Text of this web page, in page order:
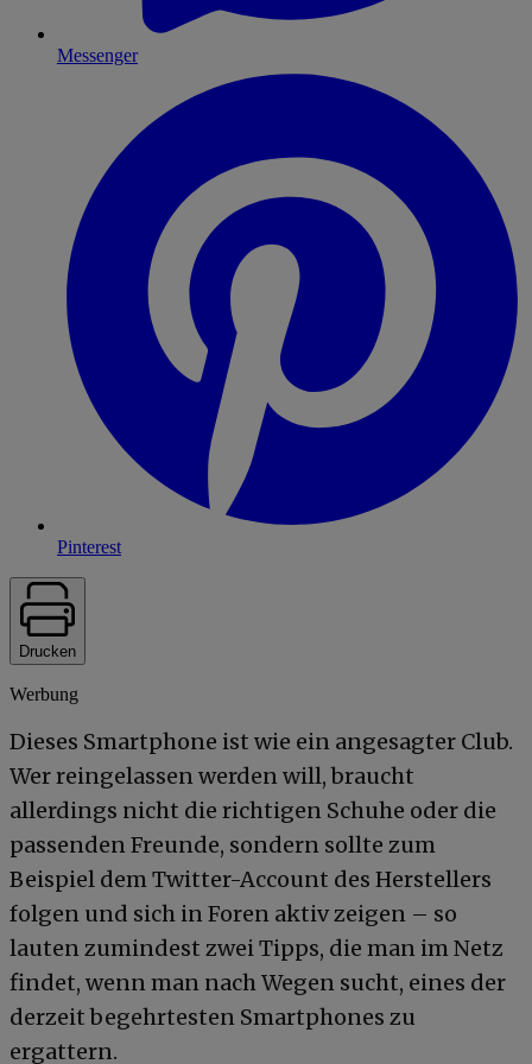
Messenger
Pinterest
Drucken
Werbung
Dieses Smartphone ist wie ein angesagter Club.
Wer reingelassen werden will, braucht
allerdings nicht die richtigen Schuhe oder die
passenden Freunde, sondern sollte zum
Beispiel dem Twitter-Account des Herstellers
folgen und sich in Foren aktiv zeigen – so
lauten zumindest zwei Tipps, die man im Netz
findet, wenn man nach Wegen sucht, eines der
derzeit begehrtesten Smartphones zu
ergattern.